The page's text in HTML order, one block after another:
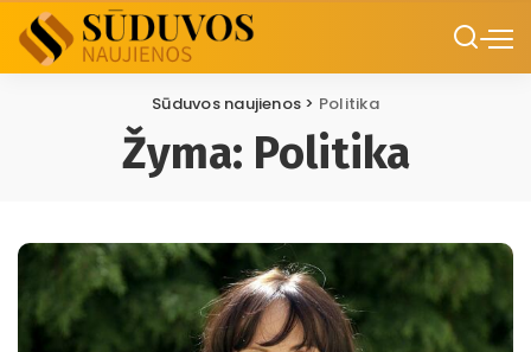
Sūduvos naujienos > Politika
Žyma: Politika